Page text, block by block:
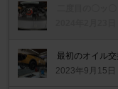
最初のオイル
2023年9月15日